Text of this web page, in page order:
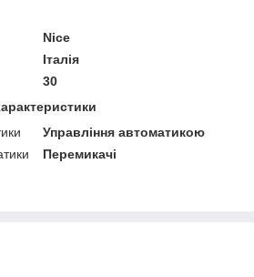
Nice
Італія
30
Управління автоматикою
Перемикачі